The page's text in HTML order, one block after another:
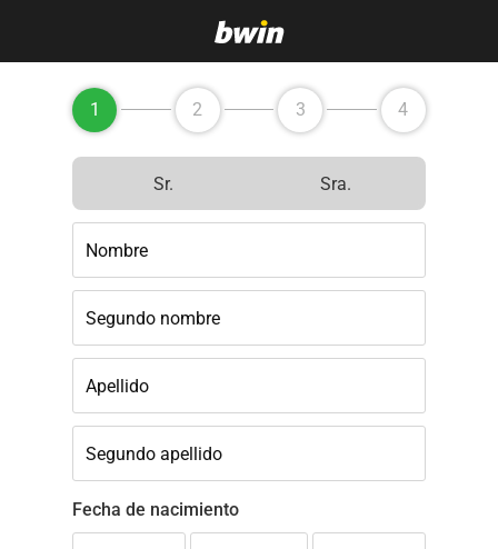
1 2 3 4
Sr. Sra.
Nombre
Segundo nombre
Apellido
Segundo apellido
Fecha de nacimiento